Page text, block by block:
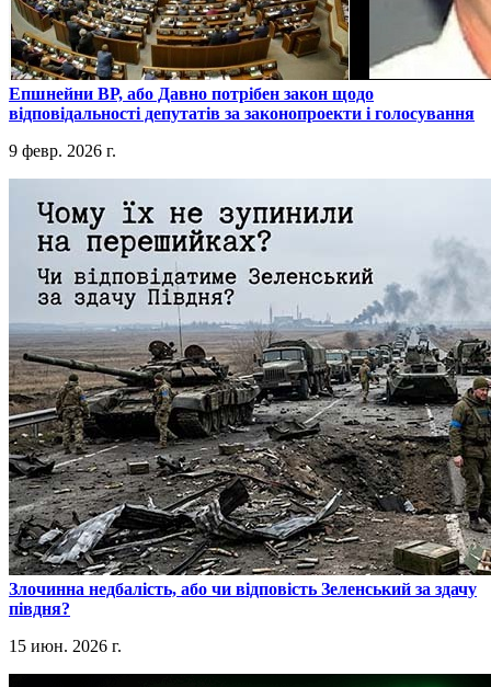
​Епшнейни ВР, або Давно потрібен закон щодо
відповідальності депутатів за законопроекти і голосування
9 февр. 2026 г.
​Злочинна недбалість, або чи відповість Зеленський за здачу
півдня?
15 июн. 2026 г.